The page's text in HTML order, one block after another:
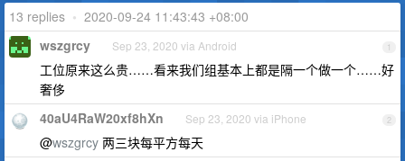
13 replies • 2020-09-24 11:43:43 +08:00
1
wszgrcy Sep 23, 2020 via Android
工位原来这么贵……看来我们组基本上都是隔一个做一个……好
奢侈
2
40aU4RaW20xf8hXn Sep 23, 2020 via iPhone
@wszgrcy 两三块每平方每天